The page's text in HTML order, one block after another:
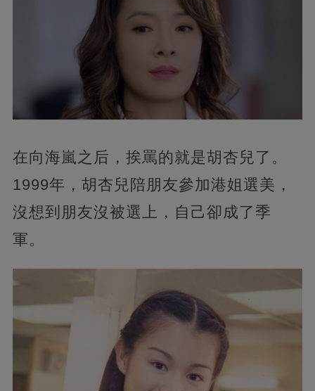
在向海嵐之后，挨罵的就是胡杏兒了。
1999年，胡杏兒陪朋友參加港姐選美，
沒想到朋友沒被選上，自己卻成了季
軍。